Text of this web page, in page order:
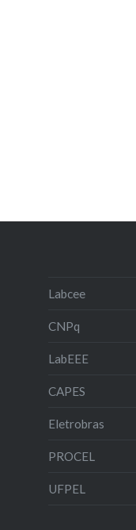
Labcee
CNPq
LabEEE
CAPES
Eletrobras
PROCEL
UFPEL